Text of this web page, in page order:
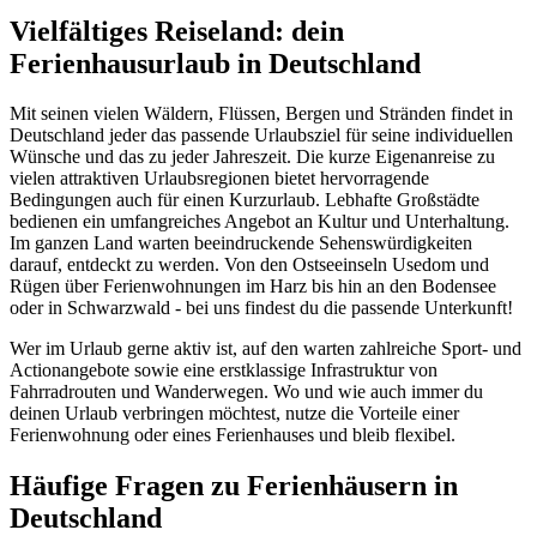
Vielfältiges Reiseland: dein
Ferienhausurlaub in Deutschland
Mit seinen vielen Wäldern, Flüssen, Bergen und Stränden findet in
Deutschland jeder das passende Urlaubsziel für seine individuellen
Wünsche und das zu jeder Jahreszeit. Die kurze Eigenanreise zu
vielen attraktiven Urlaubsregionen bietet hervorragende
Bedingungen auch für einen Kurzurlaub. Lebhafte Großstädte
bedienen ein umfangreiches Angebot an Kultur und Unterhaltung.
Im ganzen Land warten beeindruckende Sehenswürdigkeiten
darauf, entdeckt zu werden. Von den Ostseeinseln Usedom und
Rügen über Ferienwohnungen im Harz bis hin an den Bodensee
oder in Schwarzwald - bei uns findest du die passende Unterkunft!
Wer im Urlaub gerne aktiv ist, auf den warten zahlreiche Sport- und
Actionangebote sowie eine erstklassige Infrastruktur von
Fahrradrouten und Wanderwegen. Wo und wie auch immer du
deinen Urlaub verbringen möchtest, nutze die Vorteile einer
Ferienwohnung oder eines Ferienhauses und bleib flexibel.
Häufige Fragen zu Ferienhäusern in
Deutschland